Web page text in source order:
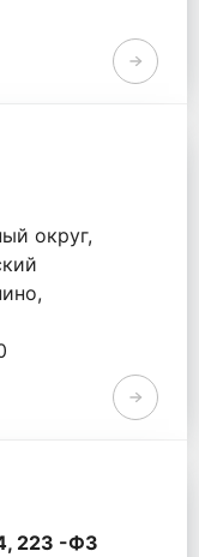
округ,
223 -ФЗ